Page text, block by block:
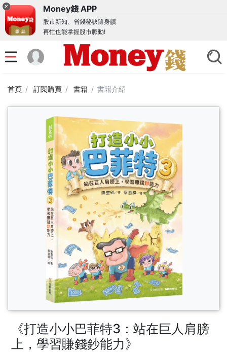
Money錢 APP
股市新知、省錢秘訣隨身讀
再忙也能掌握股市脈動!
首頁 訂閱購買 書籍 書籍介紹
《打造小小巴菲特3：站在巨人肩膀
上，學習賺錢鈔能力》